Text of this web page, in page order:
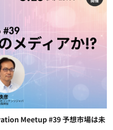
Meetup #39 予想市場は未